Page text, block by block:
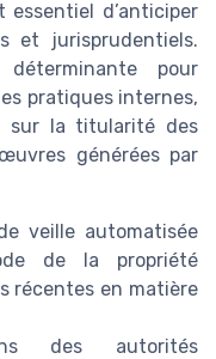
d’anticiper
et jurisprudentiels.
déterminante pour
pratiques internes,
sur la titularité des
générées par
veille automatisée
de la propriété
récentes en matière
des autorités